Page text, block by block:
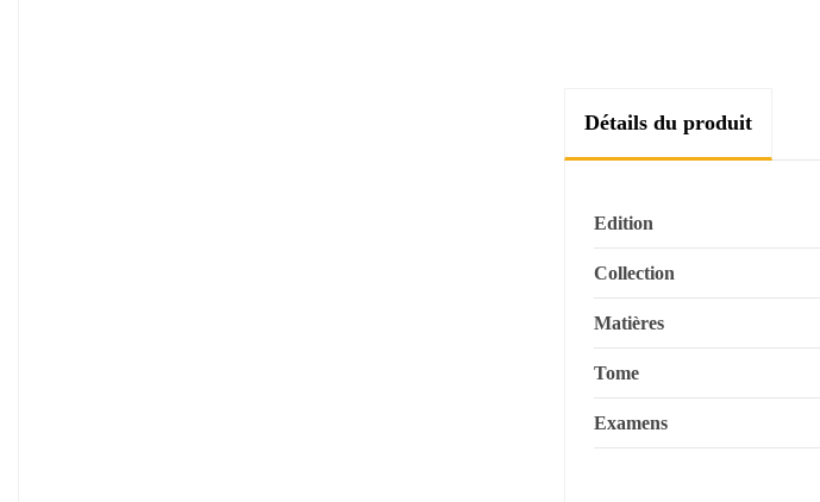
Détails du produit
Edition
Collection
Matières
Tome
Examens